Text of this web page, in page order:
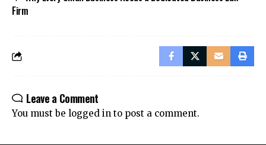
Firm
Leave a Comment
You must be logged in to post a comment.